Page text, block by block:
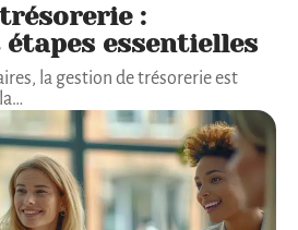
:
essentielles
la gestion de trésorerie est
…